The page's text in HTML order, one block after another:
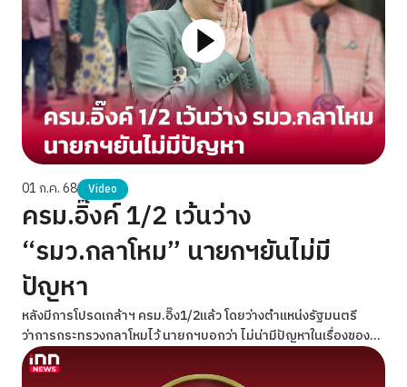
01 ก.ค. 68 Video
ครม.อิ๊งค์ 1/2 เว้นว่าง
“รมว.กลาโหม” นายกฯยันไม่มี
ปัญหา
หลังมีการโปรดเกล้าฯ ครม.อิ๊ง1/2แล้ว โดยว่างตำแหน่งรัฐมนตรี
ว่าการกระทรวงกลาโหมไว้ นายกฯบอกว่า ไม่น่ามีปัญหาในเรื่องของ
ชายแดน เพราะพลเอกณัฐพล ก็สามารถทำงานได้ โดย ครม.อิ๊งค์ 1/2
จะเข้าเป้าถวายสัตย์ฯในวันที่ 3 กรกฎาคมนี้